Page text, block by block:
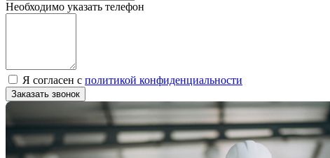
Необходимо указать телефон
Я согласен с политикой конфиденциальности
Заказать звонок